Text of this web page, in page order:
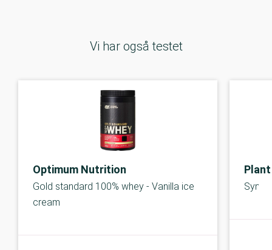
Vi har også testet
Optimum Nutrition
Gold standard 100% whey - Vanilla ice
cream